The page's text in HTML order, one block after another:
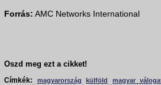
Forrás: AMC Networks International
Oszd meg ezt a cikket!
Címkék:
magyarország külföld magyar